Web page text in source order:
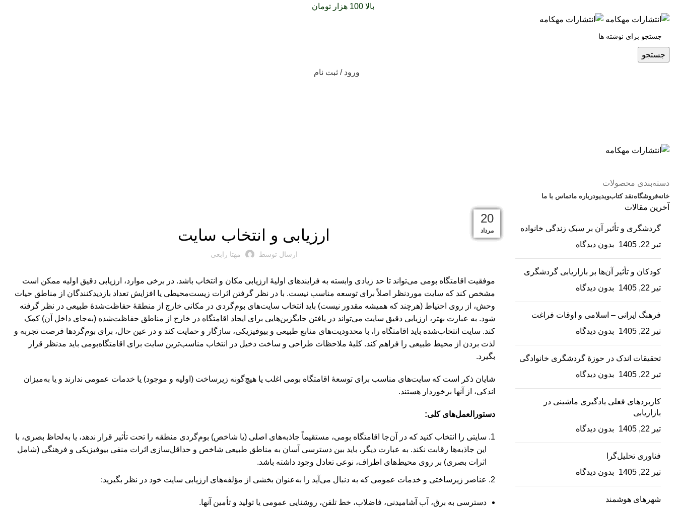
بالا 100 هزار تومان
جستجو
ورود / ثبت نام
دسته‌بندی محصولات
خانهفروشگاهنقد کتابویدیودرباره‌ ماتماس با ما
ارزیابی و انتخاب سایت
ارسال توسط مهتا رابعی
موفقیت اقامتگاه‌ بومی می‌تواند تا حد زیادی وابسته به فرایندهای اولیۀ ارزیابی مکان و انتخاب باشد. در برخی موارد، ارزیابی دقیق اولیه ممکن است
مشخص کند که سایت مورد‌نظر اصلاً برای توسعه مناسب نیست. با در نظر گرفتن اثرات زیست‌محیطی یا افزایش تعداد بازدیدکنندگان از مناطق حیات
وحش، از روی احتیاط (هرچند که همیشه مقدور نیست) باید انتخاب سایت‌های بوم‌گردی در مکانی خارج از منطقۀ حفاظت‌شدۀ‌ طبیعی در نظر گرفته
شود. به عبارت بهتر، ارزیابی دقیق سایت می‌تواند در یافتن جایگزین‌هایی برای ایجاد اقامتگاه در خارج از مناطق حفاظت‌شده (به‌جای داخل آن) کمک
کند. سایت انتخاب‌شده باید اقامتگاه را، با محدودیت‌های منابع طبیعی و بیوفیزیکی، سازگار و حمایت کند و در عین حال، برای بوم‌گردها فرصت تجربه و
لذت بردن از محیط طبیعی را فراهم کند. کلیۀ ملاحظات طراحی و ساخت دخیل در انتخاب مناسب‌ترین سایت برای اقامتگاه‌بومی باید مدنظر قرار
بگیرد.
شایان ذکر است که سایت‌های مناسب برای توسعۀ اقامتگاه ‌بومی اغلب یا هیچ‌گونه زیرساخت (اولیه و موجود) یا خدمات عمومی ندارند و یا به‌میزان
اندکی، از آنها برخوردار هستند.
دستورالعمل‌های کلی:
سایتی را انتخاب کنید که در آن‌جا اقامتگاه ‌بومی، مستقیماً جاذبه‌های اصلی (یا شاخص) بوم‌گردی منطقه را تحت تأثیر قرار ندهد، یا به‌لحاظ بصری، با
این جاذبه‌ها رقابت نکند. به عبارت دیگر، باید بین دسترسی آسان به مناطق طبیعی شاخص و حداقل‌سازی اثرات منفی بیوفیزیکی و فرهنگی (شامل
اثرات بصری) بر روی محیط‌های اطراف، نوعی‌ تعادل وجود داشته باشد.
عناصر زیرساختی و خدمات عمومی که به دنبال می‌آید را به‌عنوان بخشی از مؤلفه‌های ارزیابی سایت‌ خود در نظر بگیرید:
دسترسی به برق، آب آشامیدنی، فاضلاب، خط تلفن، روشنایی عمومی یا تولید و تأمین آنها.
23
بهمن
03
آبان
03
آبان
03
آبان
03
آبان
02
آبان
02
آبان
02
آبان
20
مرداد
20
مرداد
آخرین مقالات
گردشگری و تأثیر آن بر سبک زندگی خانواده
تیر 22, 1405
بدون دیدگاه
کودکان و تأثیر آن‌ها بر بازاریابی گردشگری
تیر 22, 1405
بدون دیدگاه
فرهنگ ایرانی – اسلامی و اوقات فراغت
تیر 22, 1405
بدون دیدگاه
تحقیقات اندک در حوزۀ گردشگری خانوادگی
تیر 22, 1405
بدون دیدگاه
کاربردهای فعلی یادگیری ماشینی در
بازاریابی
تیر 22, 1405
بدون دیدگاه
فناوری تحلیل‌گرا
تیر 22, 1405
بدون دیدگاه
شهرهای هوشمند